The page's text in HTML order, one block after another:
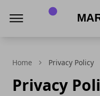
Home Privacy Policy
Privacy